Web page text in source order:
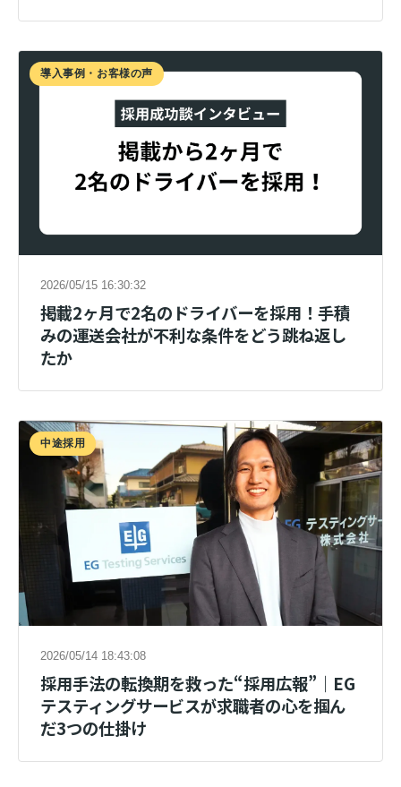
導入事例・お客様の声
2026/05/15 16:30:32
掲載2ヶ月で2名のドライバーを採用！手積
みの運送会社が不利な条件をどう跳ね返し
たか
中途採用
2026/05/14 18:43:08
採用手法の転換期を救った“採用広報”｜EG
テスティングサービスが求職者の心を掴ん
だ3つの仕掛け